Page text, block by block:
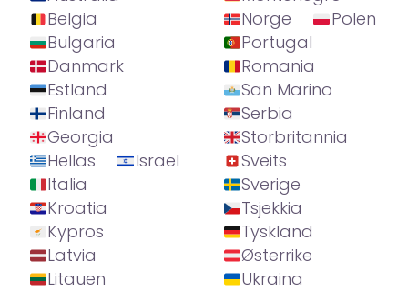
Belgia
Bulgaria
Danmark
Estland
Finland
Georgia
Hellas
Israel
Italia
Kroatia
Kypros
Latvia
Litauen
Norge
Polen
Portugal
Romania
San Marino
Serbia
Storbritannia
Sveits
Sverige
Tsjekkia
Tyskland
Østerrike
Ukraina